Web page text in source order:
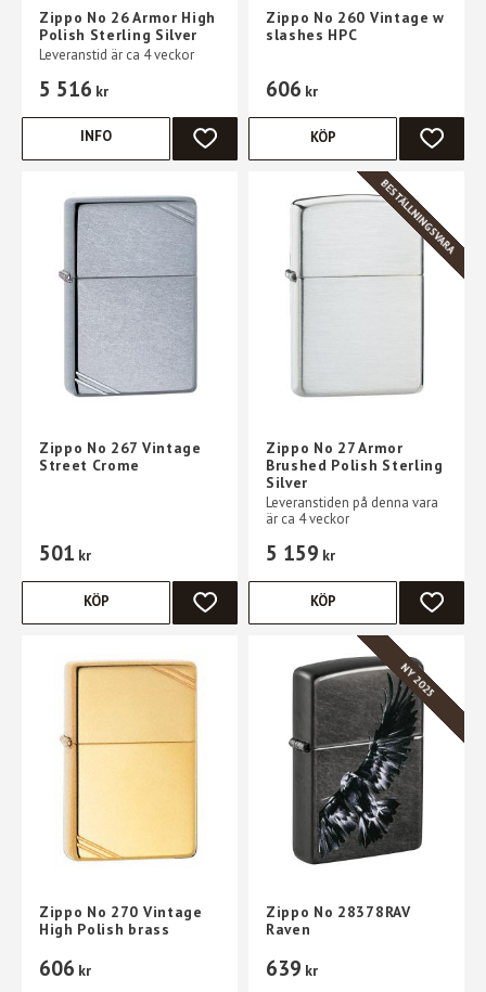
Zippo No 26 Armor High
Polish Sterling Silver
Leveranstid är ca 4 veckor
5 516 kr
LÄGG TILL I FAVORITER
INFO
Zippo No 260 Vintage w
slashes HPC
606 kr
LÄGG
KÖP
Zippo No 267 Vintage
Street Crome
501 kr
LÄGG TILL I FAVORITER
KÖP
Zippo No 27 Armor
Brushed Polish Sterling
Silver
Leveranstiden på denna vara
är ca 4 veckor
5 159 kr
BESTÄLLNINGSVARA
LÄGG
KÖP
Zippo No 270 Vintage
High Polish brass
606 kr
Zippo No 28378RAV
Raven
639 kr
NY 2025